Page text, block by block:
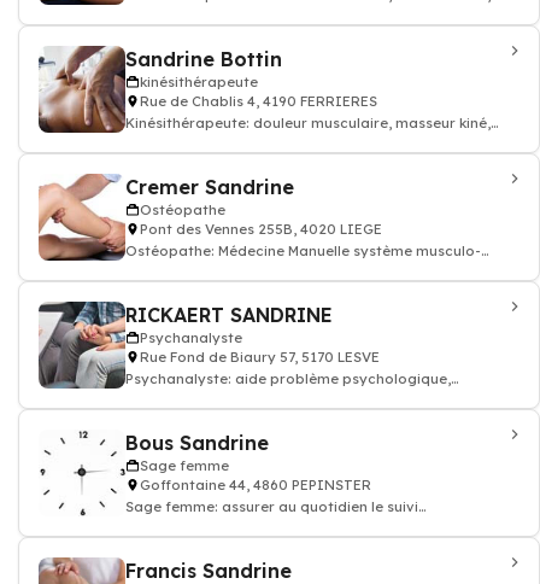
Sandrine Bottin
kinésithérapeute
Rue de Chablis 4, 4190 FERRIERES
Kinésithérapeute: douleur musculaire, masseur kiné,
Cremer Sandrine
Ostéopathe
Pont des Vennes 255B, 4020 LIEGE
Ostéopathe: Médecine Manuelle système musculo-
RICKAERT SANDRINE
Psychanalyste
Rue Fond de Biaury 57, 5170 LESVE
Psychanalyste: aide problème psychologique,
Bous Sandrine
Sage femme
Goffontaine 44, 4860 PEPINSTER
Sage femme: assurer au quotidien le suivi
Francis Sandrine